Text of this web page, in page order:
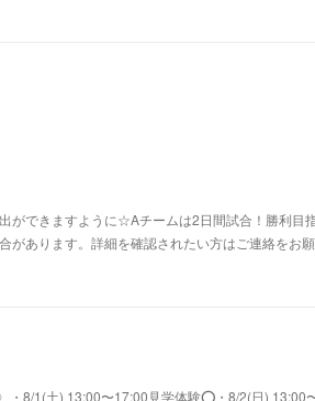
ができますように☆Aチームは2日間試合！勝利目
あります。詳細を確認されたい方はご連絡をお
・8/1(土) 13:00〜17:00見学体験⭕️・8/2(日) 13:00